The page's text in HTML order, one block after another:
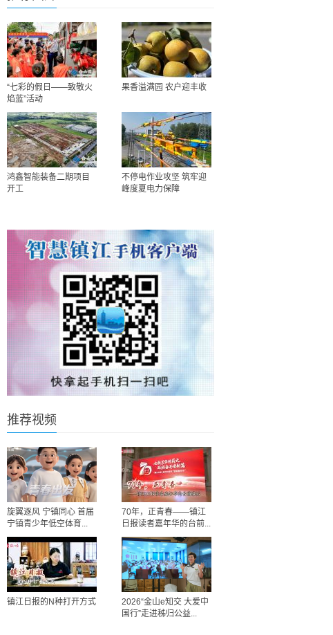
“七彩的假日——致敬火
焰蓝”活动
果香溢满园 农户迎丰收
鸿鑫智能装备二期项目
开工
不停电作业攻坚 筑牢迎
峰度夏电力保障
推荐视频
旋翼逐风 宁镇同心 首届
宁镇青少年低空体育...
70年，正青春——镇江
日报读者嘉年华的台前...
镇江日报的N种打开方式
2026“金山e知交 大爱中
国行”走进秭归公益...